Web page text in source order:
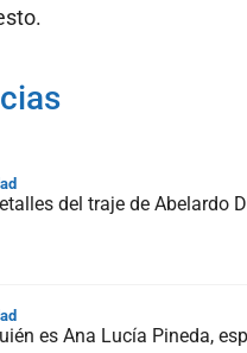
del traje de Abelardo
es Ana Lucía Pineda,